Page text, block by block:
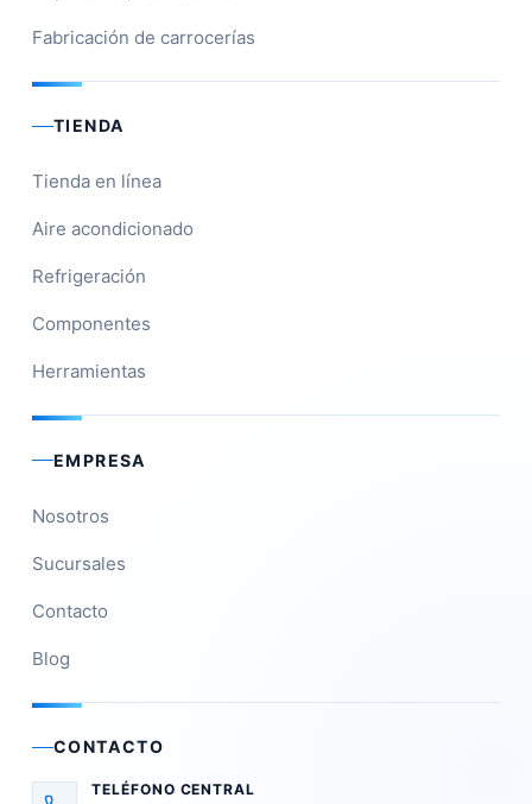
Fabricación de carrocerías
TIENDA
Tienda en línea
Aire acondicionado
Refrigeración
Componentes
Herramientas
EMPRESA
Nosotros
Sucursales
Contacto
Blog
CONTACTO
TELÉFONO CENTRAL